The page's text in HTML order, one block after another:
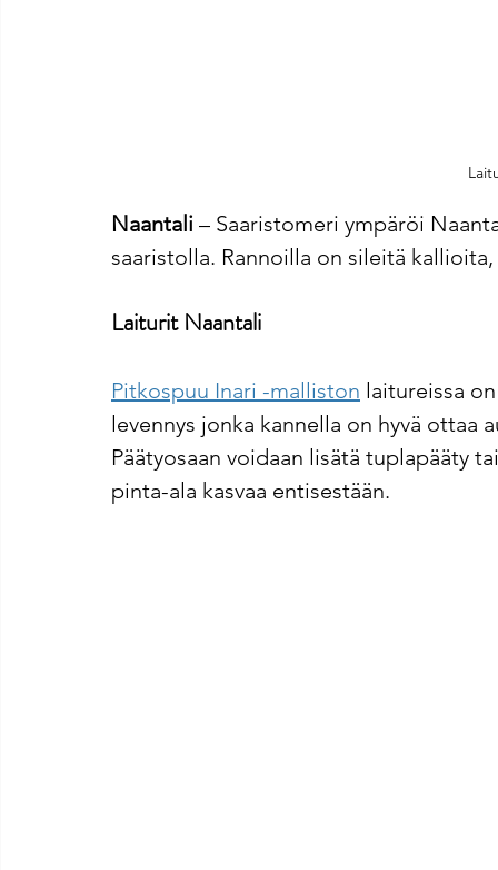
Naantali – Saaristomeri ympäröi
saaristolla. Rannoilla on sileitä
Laiturit Naantali
Pitkospuu Inari -malliston laitureissa
levennys jonka kannella on hyvä ottaa
Päätyosaan voidaan lisätä tuplapääty
pinta-ala kasvaa entisestään.